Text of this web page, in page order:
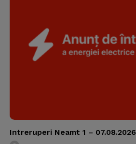
Intreruperi Neamt 1 – 07.08.2026